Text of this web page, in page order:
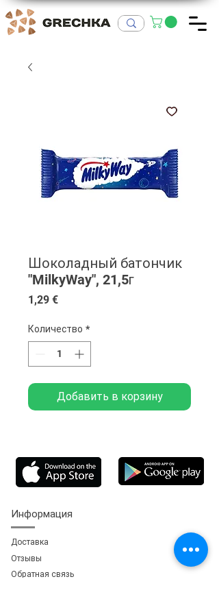
Шоколадный батончик
"MilkyWay", 21,5г
1,29 €Цена
Количество *
Добавить в корзину
Информация
Доставка
Отзывы
Обратная связь